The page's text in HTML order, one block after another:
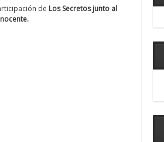
de Los Secretos junto al